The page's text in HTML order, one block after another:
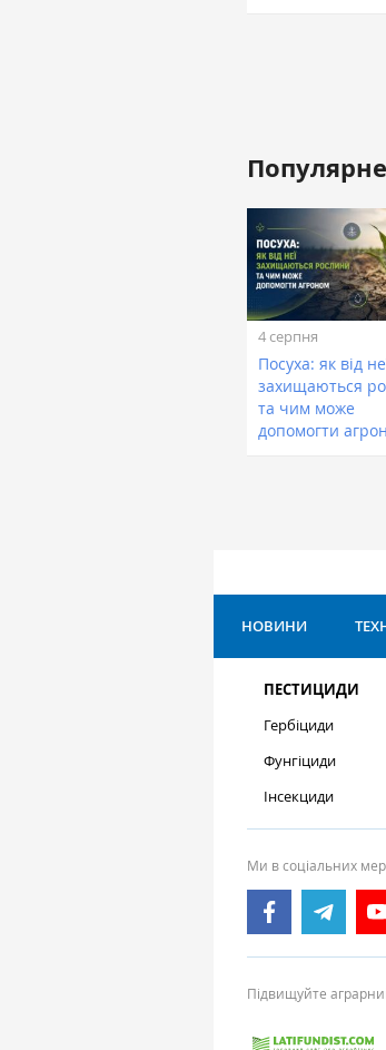
Популярне
4 серпня
Посуха: як від
захищаються
та чим може
допомогти
НОВИНИ
ПЕСТИЦИДИ
Гербіциди
Фунгіциди
Інсекциди
Ми в соціальних
Підвищуйте